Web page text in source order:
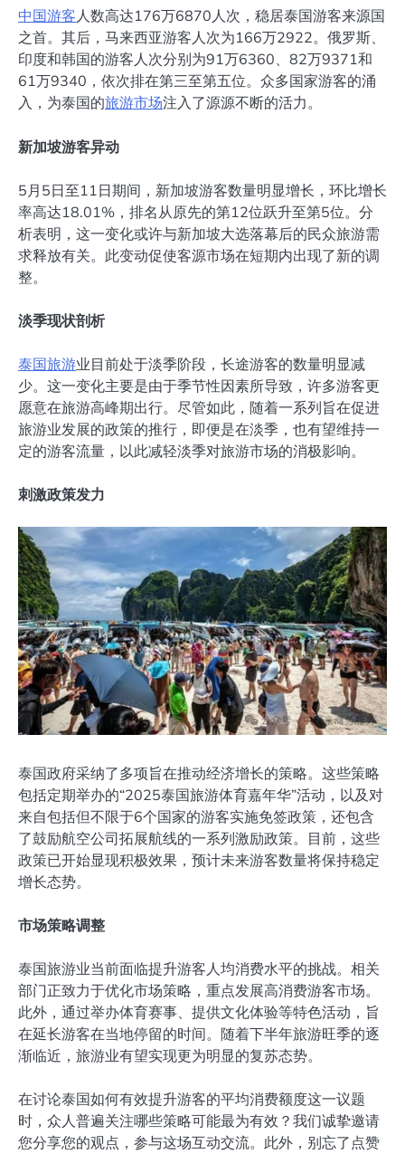
中国游客人数高达176万6870人次，稳居泰国游客来源国
之首。其后，马来西亚游客人次为166万2922。俄罗斯、
印度和韩国的游客人次分别为91万6360、82万9371和
61万9340，依次排在第三至第五位。众多国家游客的涌
入，为泰国的旅游市场注入了源源不断的活力。
新加坡游客异动
5月5日至11日期间，新加坡游客数量明显增长，环比增长
率高达18.01%，排名从原先的第12位跃升至第5位。分
析表明，这一变化或许与新加坡大选落幕后的民众旅游需
求释放有关。此变动促使客源市场在短期内出现了新的调
整。
淡季现状剖析
泰国旅游业目前处于淡季阶段，长途游客的数量明显减
少。这一变化主要是由于季节性因素所导致，许多游客更
愿意在旅游高峰期出行。尽管如此，随着一系列旨在促进
旅游业发展的政策的推行，即便是在淡季，也有望维持一
定的游客流量，以此减轻淡季对旅游市场的消极影响。
刺激政策发力
泰国政府采纳了多项旨在推动经济增长的策略。这些策略
包括定期举办的“2025泰国旅游体育嘉年华”活动，以及对
来自包括但不限于6个国家的游客实施免签政策，还包含
了鼓励航空公司拓展航线的一系列激励政策。目前，这些
政策已开始显现积极效果，预计未来游客数量将保持稳定
增长态势。
市场策略调整
泰国旅游业当前面临提升游客人均消费水平的挑战。相关
部门正致力于优化市场策略，重点发展高消费游客市场。
此外，通过举办体育赛事、提供文化体验等特色活动，旨
在延长游客在当地停留的时间。随着下半年旅游旺季的逐
渐临近，旅游业有望实现更为明显的复苏态势。
在讨论泰国如何有效提升游客的平均消费额度这一议题
时，众人普遍关注哪些策略可能最为有效？我们诚挚邀请
您分享您的观点，参与这场互动交流。此外，别忘了点赞